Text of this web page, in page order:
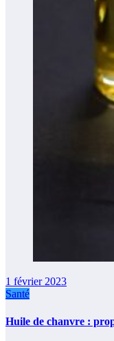
1 février 2023
Santé
Huile de chanvre :